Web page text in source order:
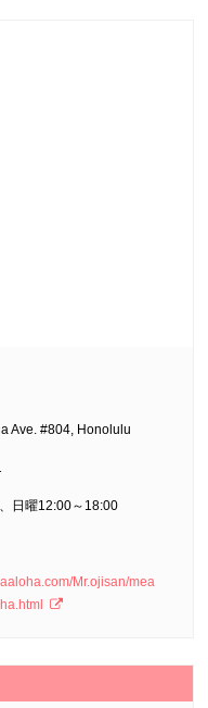
Ave. #804, Honolulu
日曜12:00～18:00
Mr.ojisan/mea